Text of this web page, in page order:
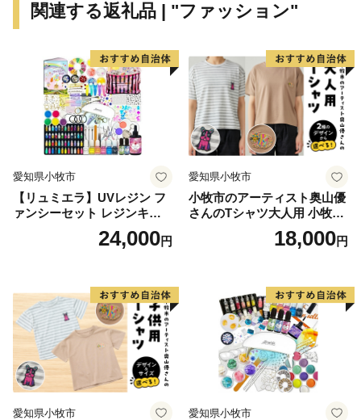
関連する返礼品 | "ファッション"
愛知県小牧市
【リュミエラ】UVレジン フ
ァンシーセット レジンキッ
ト ハンドメイド レジンクラ
フト アクセサリーキット 手
24,000円
愛知県小牧市
小牧市のアーティスト奥山優
さんのTシャツ大人用 小牧市
18,000円
愛知県小牧市 愛知県小牧市